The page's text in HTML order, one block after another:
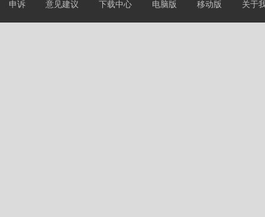
申诉 意见建议 下载中心 电脑版 移动版 关于